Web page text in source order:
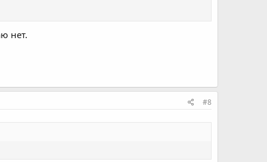
нет.
#8